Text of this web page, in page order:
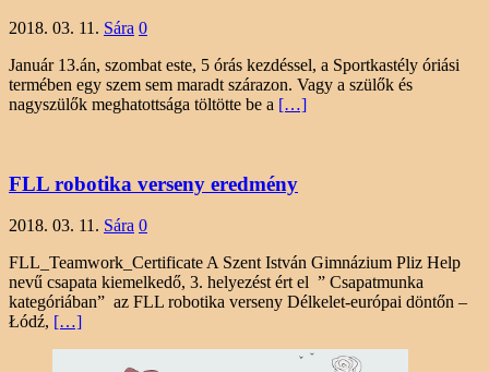
2018. 03. 11. Sára 0
Január 13.án, szombat este, 5 órás kezdéssel, a Sportkastély óriási
termében egy szem sem maradt szárazon. Vagy a szülők és
nagyszülők meghatottsága töltötte be a […]
FLL robotika verseny eredmény
2018. 03. 11. Sára 0
FLL_Teamwork_Certificate A Szent István Gimnázium Pliz Help
nevű csapata kiemelkedő, 3. helyezést ért el ” Csapatmunka
kategóriában” az FLL robotika verseny Délkelet-európai döntőn –
Łódź, […]